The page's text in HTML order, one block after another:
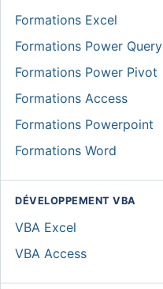
Formations Excel
Formations Power Query
Formations Power Pivot
Formations Access
Formations Powerpoint
Formations Word
DÉVELOPPEMENT VBA
VBA Excel
VBA Access